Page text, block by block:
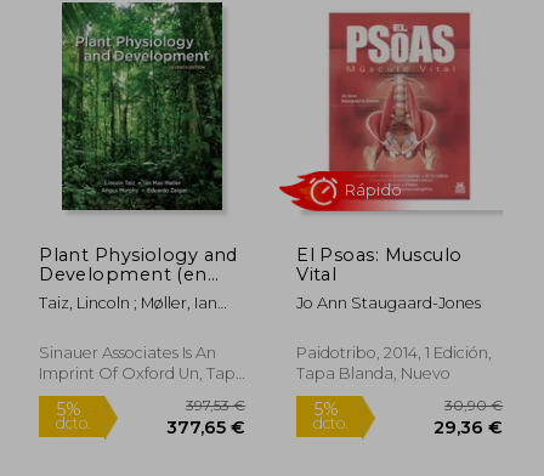
5%
dcto.
59,28 €
56,32 €
5%
dcto.
Plant Physiology and
Development (en
Inglés)
Taiz, Lincoln ; Møller, Ian
Sinauer Associates Is An
Imprint Of Oxford Un, Tapa
Dura, Nuevo
El Psoas: Musculo
Vital
Jo Ann Staugaard-Jones
Paidotribo, 2014, 1 Edición,
Tapa Blanda, Nuevo